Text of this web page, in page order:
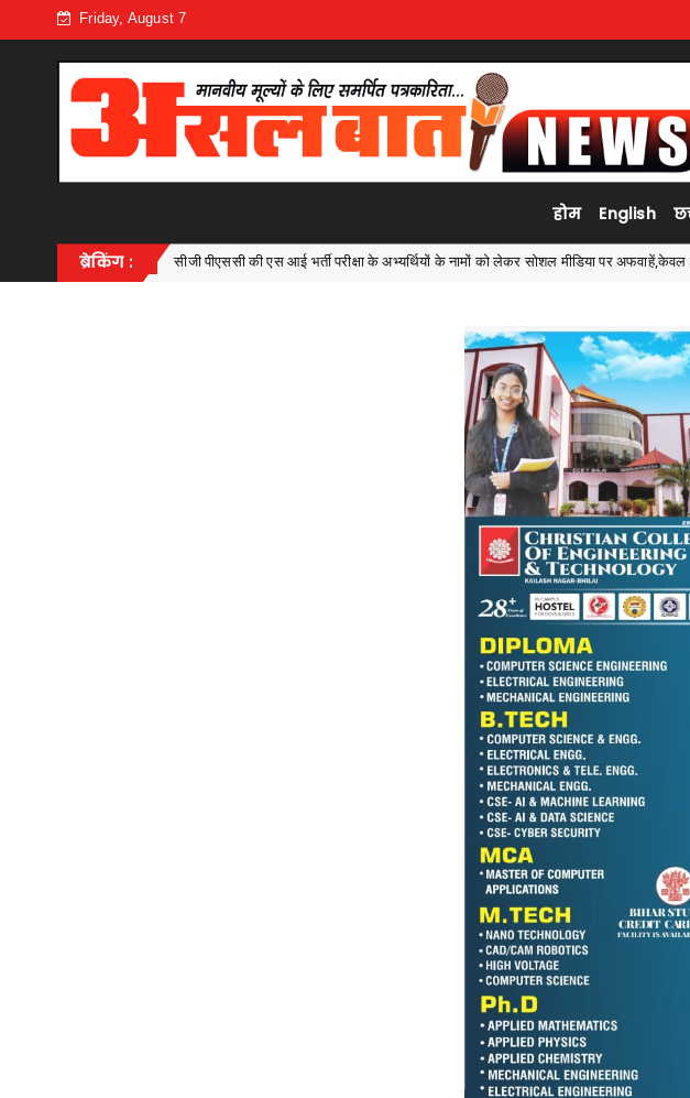
Friday, August 7
होम English
ब्रेकिंग :
की एस आई भर्ती परीक्षा के अभ्यर्थियों के नामों को लेकर सोशल मीडिया पर अफवाहें,केवल छत्तीसगढ़ लोक सेवा आयोग की आधिकारिक